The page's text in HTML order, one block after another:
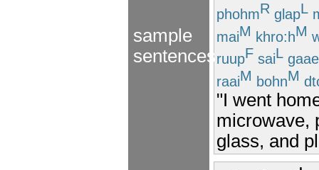
sample
sentences
phohmR glapL
maiM khro:hM
ruupF saiL
raaiM bohnM
"I went
microwave,
glass, and